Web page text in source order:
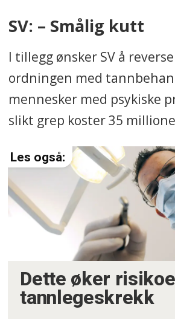
SV: – Smålig kutt
I tillegg ønsker SV å
ordningen med
mennesker med psykiske
slikt grep koster 35
Dette øker
tannlegeskrekk